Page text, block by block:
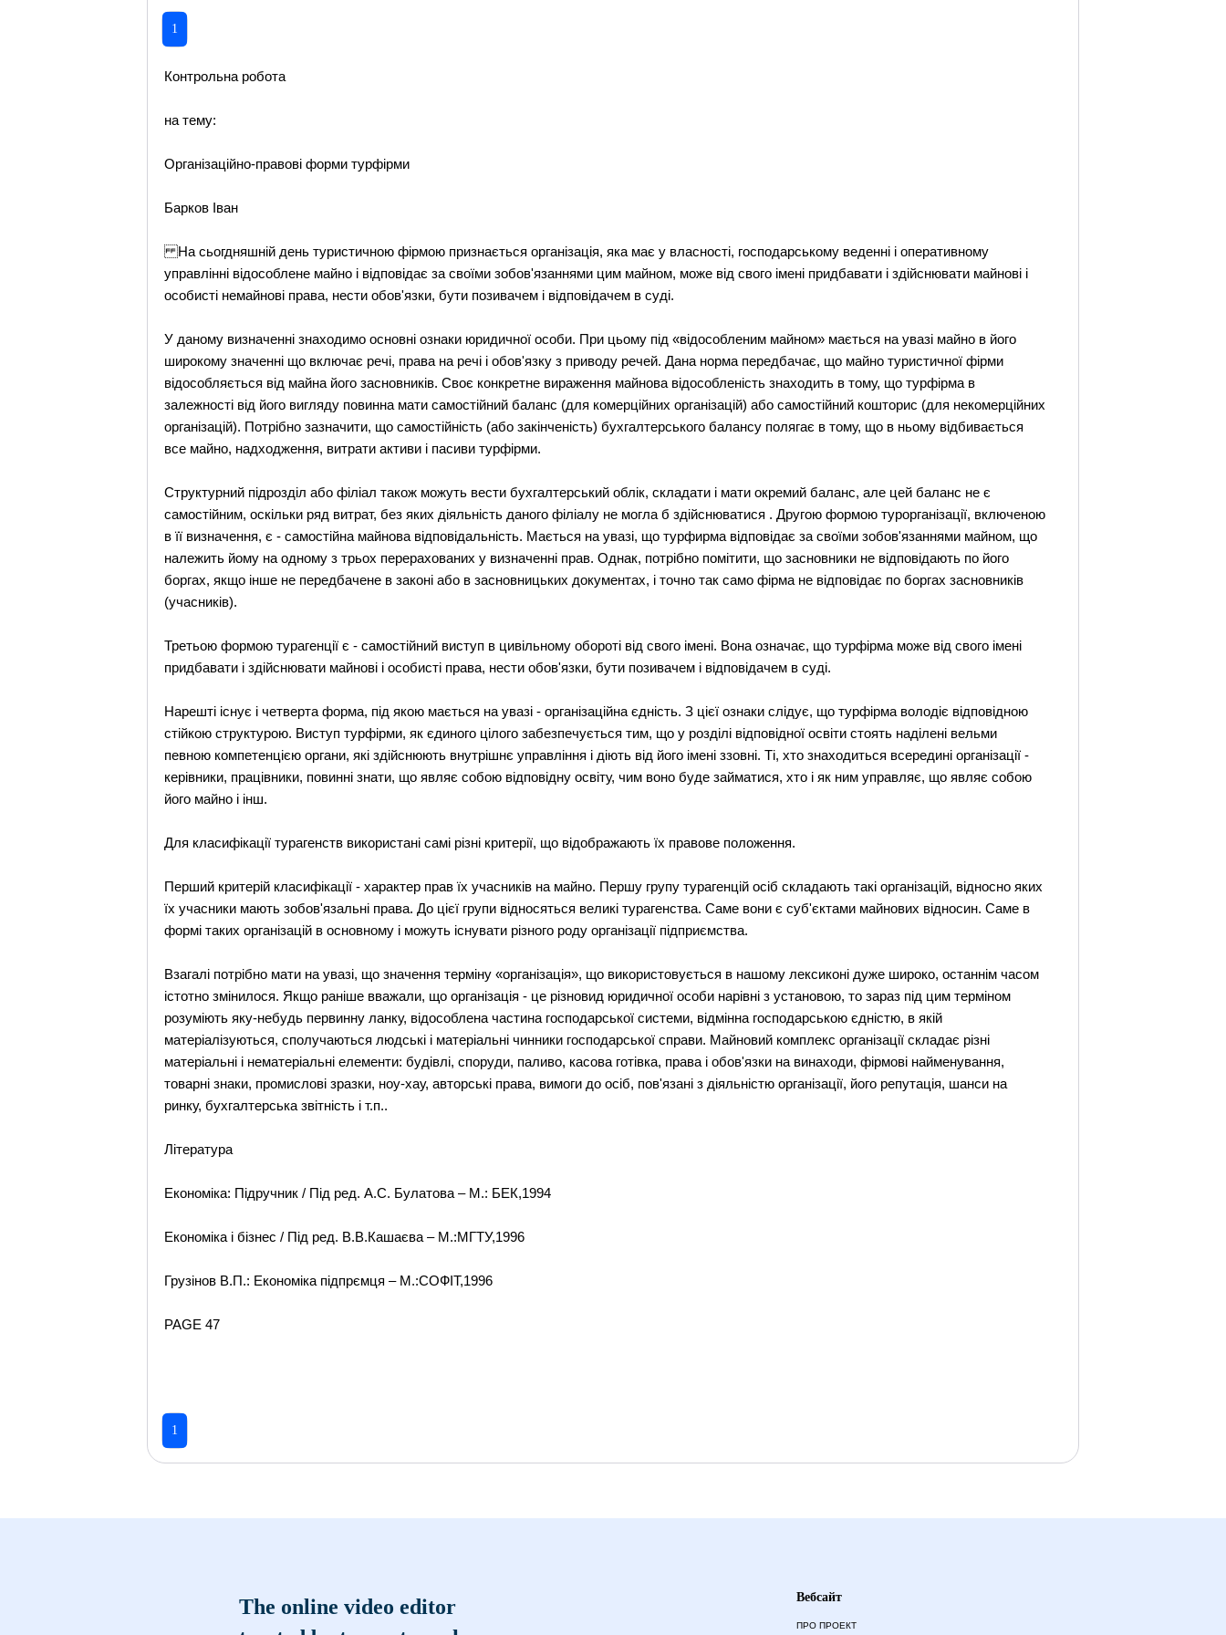
1
Контрольна робота
на тему:
Організаційно-правові форми турфірми
Барков Іван
На сьогдняшній день туристичною фірмою признається організація, яка має у власності, господарському веденні і оперативному
управлінні відособлене майно і відповідає за своїми зобов'язаннями цим майном, може від свого імені придбавати і здійснювати майнові і
особисті немайнові права, нести обов'язки, бути позивачем і відповідачем в суді.
У даному визначенні знаходимо основні ознаки юридичної особи. При цьому під «відособленим майном» мається на увазі майно в його
широкому значенні що включає речі, права на речі і обов'язку з приводу речей. Дана норма передбачає, що майно туристичної фірми
відособляється від майна його засновників. Своє конкретне вираження майнова відособленість знаходить в тому, що турфірма в
залежності від його вигляду повинна мати самостійний баланс (для комерційних організацій) або самостійний кошторис (для некомерційних
організацій). Потрібно зазначити, що самостійність (або закінченість) бухгалтерського балансу полягає в тому, що в ньому відбивається
все майно, надходження, витрати активи і пасиви турфірми.
Структурний підрозділ або філіал також можуть вести бухгалтерський облік, складати і мати окремий баланс, але цей баланс не є
самостійним, оскільки ряд витрат, без яких діяльність даного філіалу не могла б здійснюватися . Другою формою турорганізації, включеною
в її визначення, є - самостійна майнова відповідальність. Мається на увазі, що турфирма відповідає за своїми зобов'язаннями майном, що
належить йому на одному з трьох перерахованих у визначенні прав. Однак, потрібно помітити, що засновники не відповідають по його
боргах, якщо інше не передбачене в законі або в засновницьких документах, і точно так само фірма не відповідає по боргах засновників
(учасників).
Третьою формою турагенції є - самостійний виступ в цивільному обороті від свого імені. Вона означає, що турфірма може від свого імені
придбавати і здійснювати майнові і особисті права, нести обов'язки, бути позивачем і відповідачем в суді.
Нарешті існує і четверта форма, під якою мається на увазі - організаційна єдність. З цієї ознаки слідує, що турфірма володіє відповідною
стійкою структурою. Виступ турфірми, як єдиного цілого забезпечується тим, що у розділі відповідної освіти стоять наділені вельми
певною компетенцією органи, які здійснюють внутрішнє управління і діють від його імені ззовні. Ті, хто знаходиться всередині організації -
керівники, працівники, повинні знати, що являє собою відповідну освіту, чим воно буде займатися, хто і як ним управляє, що являє собою
його майно і інш.
Для класифікації турагенств використані самі різні критерії, що відображають їх правове положення.
Перший критерій класифікації - характер прав їх учасників на майно. Першу групу турагенцій осіб складають такі організацій, відносно яких
їх учасники мають зобов'язальні права. До цієї групи відносяться великі турагенства. Саме вони є суб'єктами майнових відносин. Саме в
формі таких організацій в основному і можуть існувати різного роду організації підприємства.
Взагалі потрібно мати на увазі, що значення терміну «організація», що використовується в нашому лексиконі дуже широко, останнім часом
істотно змінилося. Якщо раніше вважали, що організація - це різновид юридичної особи нарівні з установою, то зараз під цим терміном
розуміють яку-небудь первинну ланку, відособлена частина господарської системи, відмінна господарською єдністю, в якій
матеріалізуються, сполучаються людські і матеріальні чинники господарської справи. Майновий комплекс організації складає різні
матеріальні і нематеріальні елементи: будівлі, споруди, паливо, касова готівка, права і обов'язки на винаходи, фірмові найменування,
товарні знаки, промислові зразки, ноу-хау, авторські права, вимоги до осіб, пов'язані з діяльністю організації, його репутація, шанси на
ринку, бухгалтерська звітність і т.п..
Література
Економіка: Підручник / Під ред. А.С. Булатова – М.: БЕК,1994
Економіка і бізнес / Під ред. В.В.Кашаєва – М.:МГТУ,1996
Грузінов В.П.: Економіка підпрємця – М.:СОФІТ,1996
PAGE 47
1
The online video editor
Вебсайт
ПРО ПРОЕКТ